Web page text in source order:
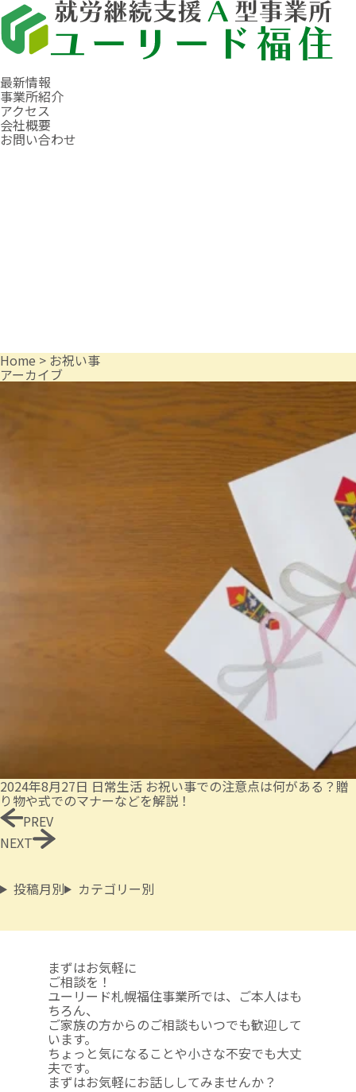
最新情報
事業所紹介
アクセス
会社概要
お問い合わせ
Home > お祝い事
アーカイブ
2024年8月27日 日常生活 お祝い事での注意点は何がある？贈
り物や式でのマナーなどを解説！
PREV
NEXT
投稿月別 カテゴリー別
まずはお気軽に
ご相談を！
ユーリード札幌福住事業所では、ご本人はも
ちろん、
ご家族の方からのご相談もいつでも歓迎して
います。
ちょっと気になることや小さな不安でも大丈
夫です。
まずはお気軽にお話ししてみませんか？